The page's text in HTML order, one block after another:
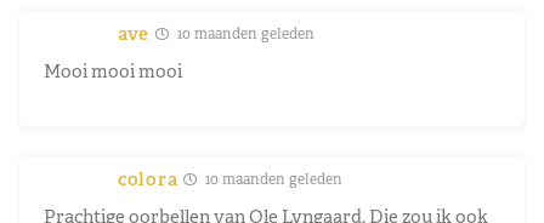
ave 10 maanden geleden
Mooi mooi mooi
colora 10 maanden geleden
Prachtige oorbellen van Ole Lyngaard. Die zou ik ook